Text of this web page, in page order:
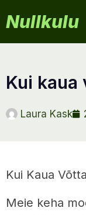
Nullkulu
kui
Laura Kask
Kui Kaua
Meie keha